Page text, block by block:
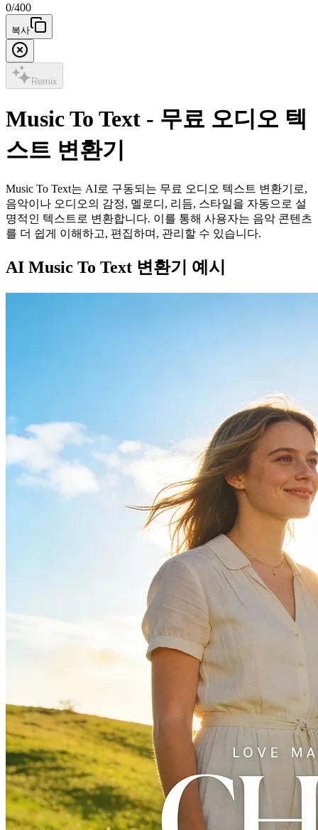
0/400
복사
Remix
Music To Text - 무료 오디오 텍
스트 변환기
Music To Text는 AI로 구동되는 무료 오디오 텍스트 변환기로,
음악이나 오디오의 감정, 멜로디, 리듬, 스타일을 자동으로 설
명적인 텍스트로 변환합니다. 이를 통해 사용자는 음악 콘텐츠
를 더 쉽게 이해하고, 편집하며, 관리할 수 있습니다.
AI Music To Text 변환기 예시